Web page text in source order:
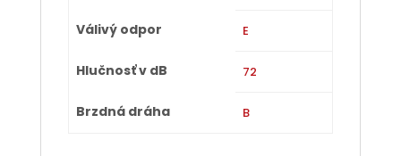
Válivý odpor E
Hlučnosť v dB 72
Brzdná dráha B